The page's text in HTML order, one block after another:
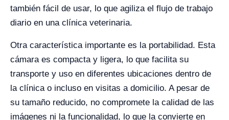
también fácil de usar, lo que agiliza el flujo de trabajo
diario en una clínica veterinaria.
Otra característica importante es la portabilidad. Esta
cámara es compacta y ligera, lo que facilita su
transporte y uso en diferentes ubicaciones dentro de
la clínica o incluso en visitas a domicilio. A pesar de
su tamaño reducido, no compromete la calidad de las
imágenes ni la funcionalidad, lo que la convierte en